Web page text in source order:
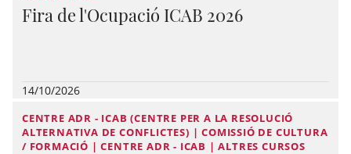
Fira de l'Ocupació ICAB 2026
14/10/2026
CENTRE ADR - ICAB (CENTRE PER A LA RESOLUCIÓ
ALTERNATIVA DE CONFLICTES) | COMISSIÓ DE CULTURA
/ FORMACIÓ | CENTRE ADR - ICAB | ALTRES CURSOS